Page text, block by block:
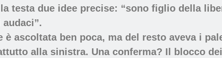
testa due idee precise: “sono figlio della
è ascoltata ben poca, ma del resto aveva i
alla sinistra. Una conferma? Il blocco